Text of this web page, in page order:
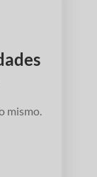
mismo.